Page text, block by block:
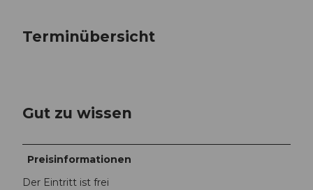
Terminübersicht
Gut zu wissen
Preisinformationen
Der Eintritt ist frei